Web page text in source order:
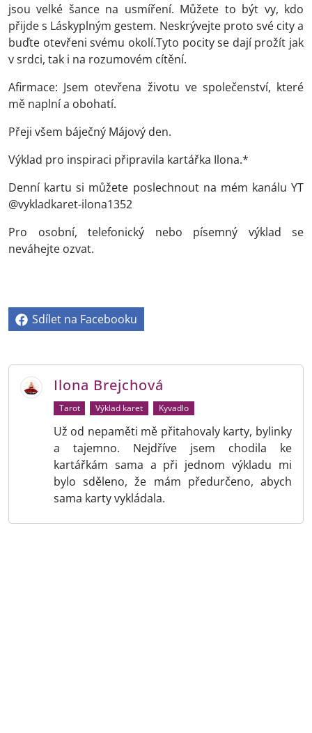
jsou velké šance na usmíření. Můžete to být vy, kdo
přijde s Láskyplným gestem. Neskrývejte proto své city a
buďte otevřeni svému okolí.Tyto pocity se dají prožít jak
v srdci, tak i na rozumovém cítění.
Afirmace: Jsem otevřena životu ve společenství, které
mě naplní a obohatí.
Přeji všem báječný Májový den.
Výklad pro inspiraci připravila kartářka Ilona.*
Denní kartu si můžete poslechnout na mém kanálu YT
@vykladkaret-ilona1352
Pro osobní, telefonický nebo písemný výklad se
neváhejte ozvat.
Sdílet na Facebooku
Ilona Brejchová
Tarot Výklad karet Kyvadlo
Už od nepaměti mě přitahovaly karty, bylinky
a tajemno. Nejdříve jsem chodila ke
kartářkám sama a při jednom výkladu mi
bylo sděleno, že mám předurčeno, abych
sama karty vykládala.